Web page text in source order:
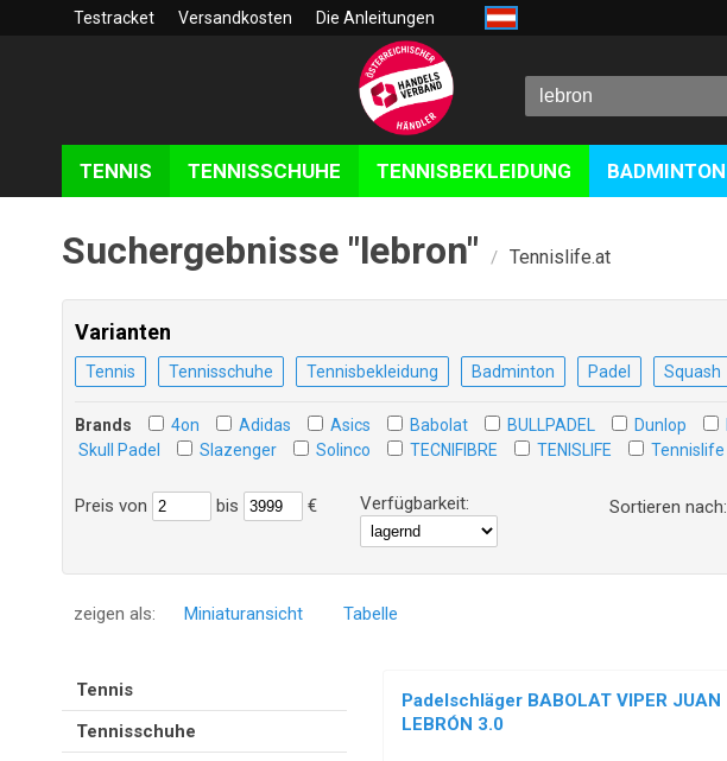
Testracket Versandkosten Die Anleitungen
TENNIS TENNISSCHUHE TENNISBEKLEIDUNG BADMINTON
Suchergebnisse "lebron" / Tennislife.at
Varianten
Tennis Tennisschuhe Tennisbekleidung Badminton Padel Squash
Brands 4on Adidas Asics Babolat BULLPADEL Dunlop
Skull Padel
Slazenger Solinco TECNIFIBRE TENISLIFE Tennislife
Preis von bis € Verfügbarkeit: Sortieren nach:
zeigen als: Miniaturansicht Tabelle
Tennis
Tennisschuhe
Padelschläger BABOLAT VIPER JUAN
LEBRÓN 3.0